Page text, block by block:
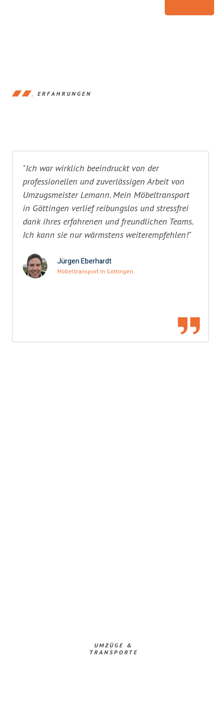
ERFAHRUNGEN
"Ich war wirklich beeindruckt von der
professionellen und zuverlässigen Arbeit von
Umzugsmeister Lemann. Mein Möbeltransport
in Göttingen verlief reibungslos und stressfrei
dank ihres erfahrenen und freundlichen Teams.
Ich kann sie nur wärmstens weiterempfehlen!"
Jürgen Eberhardt
Möbeltransport in Göttingen
UMZÜGE &
TRANSPORTE